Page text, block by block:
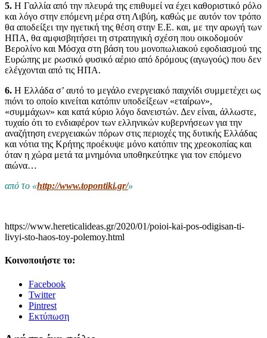
5. Η Γαλλία από την πλευρά της επιθυμεί να έχει καθοριστικό ρόλο
και λόγο στην επόμενη μέρα στη Λιβύη, καθώς με αυτόν τον τρόπο
θα αποδείξει την ηγετική της θέση στην Ε.Ε. και, με την αρωγή των
ΗΠΑ, θα αμφισβητήσει τη στρατηγική σχέση που οικοδομούν
Βερολίνο και Μόσχα στη βάση του μονοπωλιακού εφοδιασμού της
Ευρώπης με ρωσικό φυσικό αέριο από δρόμους (αγωγούς) που δεν
ελέγχονται από τις ΗΠΑ.
6. Η Ελλάδα σ’ αυτό το μεγάλο ενεργειακό παιχνίδι συμμετέχει ως
πιόνι το οποίο κινείται κατόπιν υποδείξεων «εταίρων»,
«συμμάχων» και κατά κύριο λόγο δανειστών. Δεν είναι, άλλωστε,
τυχαίο ότι το ενδιαφέρον των ελληνικών κυβερνήσεων για την
αναζήτηση ενεργειακών πόρων στις περιοχές της δυτικής Ελλάδας
και νότια της Κρήτης προέκυψε μόνο κατόπιν της χρεοκοπίας και
όταν η χώρα μετά τα μνημόνια υποθηκεύτηκε για τον επόμενο
αιώνα…
από το «http://www.topontiki.gr/»
https://www.hereticalideas.gr/2020/01/poioi-kai-pos-odigisan-ti-
livyi-sto-haos-toy-polemoy.html
Κοινοποιήστε το:
Facebook
Twitter
Pintrest
Εκτύπωση